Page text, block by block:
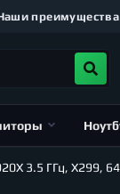
преимущества
3.5 ГГц, X299,